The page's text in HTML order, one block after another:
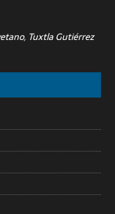
Tuxtla Gutiérrez